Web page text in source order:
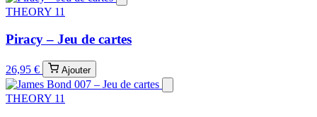
THEORY 11
Piracy – Jeu de cartes
26,95 € Ajouter
THEORY 11